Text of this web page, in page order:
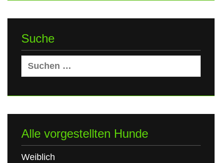
Suche
Suchen
nach:
Alle vorgestellten Hunde
Weiblich